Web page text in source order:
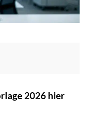
2026 hier